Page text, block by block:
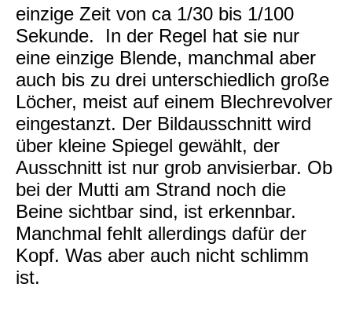
einzige Zeit von ca 1/30 bis 1/100
Sekunde. In der Regel hat sie nur
eine einzige Blende, manchmal aber
auch bis zu drei unterschiedlich große
Löcher, meist auf einem Blechrevolver
eingestanzt. Der Bildausschnitt wird
über kleine Spiegel gewählt, der
Ausschnitt ist nur grob anvisierbar. Ob
bei der Mutti am Strand noch die
Beine sichtbar sind, ist erkennbar.
Manchmal fehlt allerdings dafür der
Kopf. Was aber auch nicht schlimm
ist.